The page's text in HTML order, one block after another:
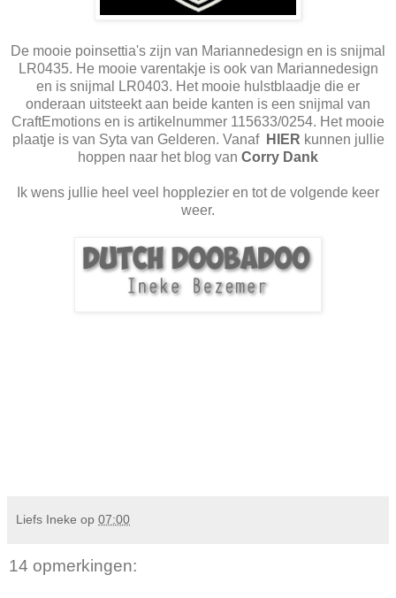
De mooie poinsettia's zijn van Mariannedesign en is snijmal
LR0435. He mooie varentakje is ook van Mariannedesign
en is snijmal LR0403. Het mooie hulstblaadje die er
onderaan uitsteekt aan beide kanten is een snijmal van
CraftEmotions en is artikelnummer 115633/0254. Het mooie
plaatje is van Syta van Gelderen. Vanaf HIER kunnen jullie
hoppen naar het blog van Corry Dank
Ik wens jullie heel veel hopplezier en tot de volgende keer
weer.
Liefs Ineke op 07:00
14 opmerkingen: